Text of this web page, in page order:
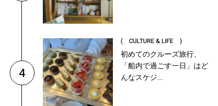
4
( CULTURE & LIFE )
初めてのクルーズ旅行、
「船内で過ごす一日」はど
んなスケジ...